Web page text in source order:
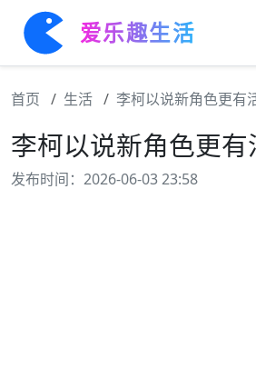
爱乐趣生活
首页 生活 李柯以说新角色更有
李柯以说新角色更有
发布时间：2026-06-03 23:58